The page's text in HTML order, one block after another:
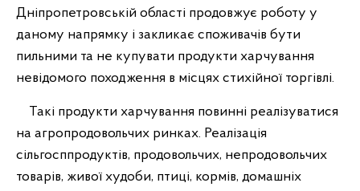
Дніпропетровській області продовжує роботу у
даному напрямку і закликає споживачів бути
пильними та не купувати продукти харчування
невідомого походження в місцях стихійної торгівлі.
Такі продукти харчування повинні реалізуватися
на агропродовольчих ринках. Реалізація
сільгосппродуктів, продовольчих, непродовольчих
товарів, живої худоби, птиці, кормів, домашніх